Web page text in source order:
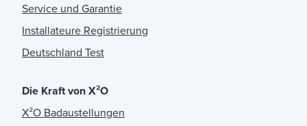
Service und Garantie
Installateure Registrierung
Deutschland Test
Die Kraft von X²O
X²O Badaustellungen